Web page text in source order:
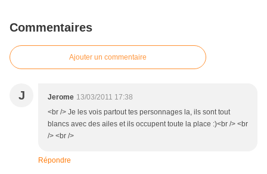
Commentaires
Ajouter un commentaire
J Jerome 13/03/2011 17:38
<br /> Je les vois partout tes personnages la, ils sont tout
blancs avec des ailes et ils occupent toute la place :)<br /> <br
/> <br />
Répondre